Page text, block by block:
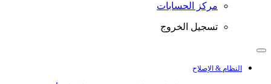
مركز الحسابات
تسجيل الخروج
النظام & الإصلاح